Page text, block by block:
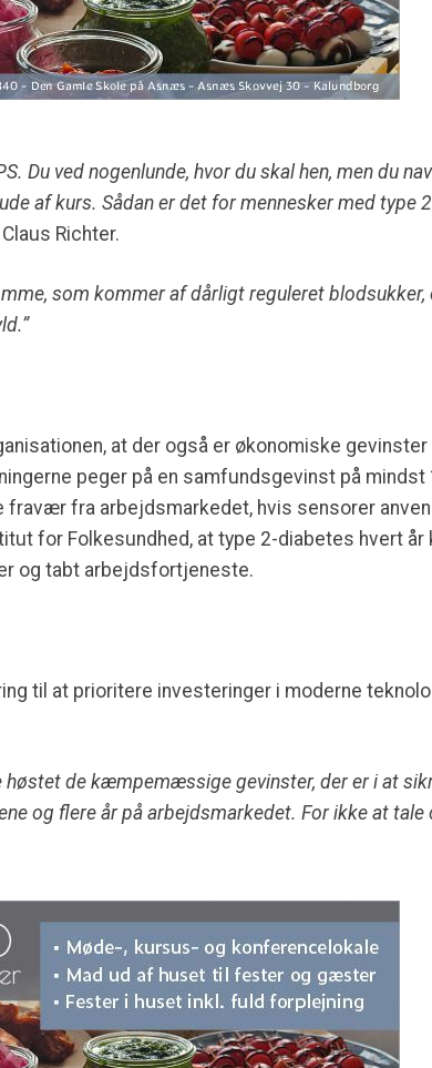
Du ved nogenlunde, hvor du skal hen, men du
af kurs. Sådan er det for mennesker med type
Richter.
som kommer af dårligt reguleret blodsukker,
at der også er økonomiske
peger på en samfundsgevinst på mindst
fra arbejdsmarkedet, hvis sensorer
for Folkesundhed, at type 2-diabetes hvert år
og tabt arbejdsfortjeneste.
til at prioritere investeringer i moderne
høstet de kæmpemæssige gevinster, der er i at
og flere år på arbejdsmarkedet. For ikke at tale